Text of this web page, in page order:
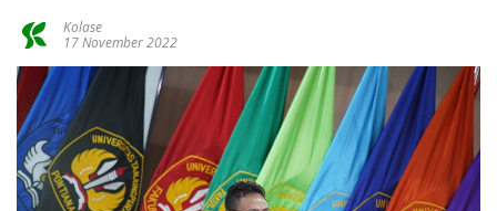
Kolase
17 November 2022